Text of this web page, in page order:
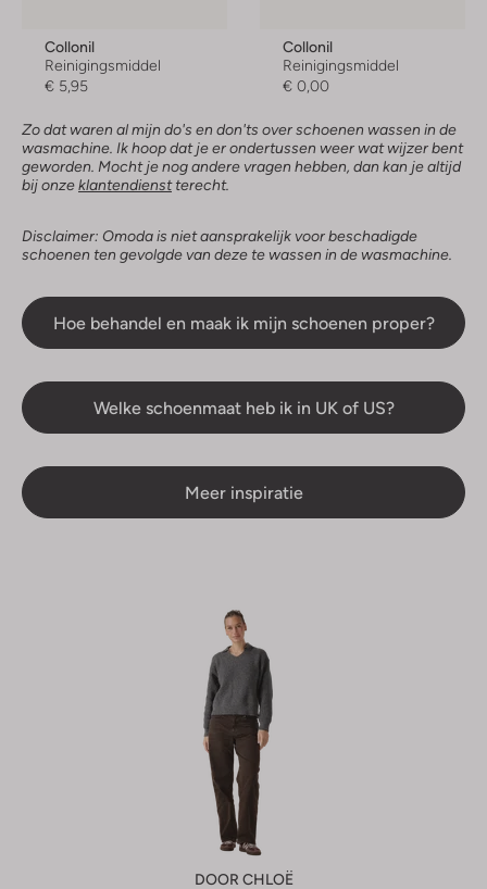
Collonil
Reinigingsmiddel
€ 5,95
Collonil
Reinigingsmiddel
€ 0,00
Zo dat waren al mijn do's en don'ts over schoenen wassen in de
wasmachine. Ik hoop dat je er ondertussen weer wat wijzer bent
geworden. Mocht je nog andere vragen hebben, dan kan je altijd
bij onzeklantendienstterecht.
Disclaimer: Omoda is niet aansprakelijk voor beschadigde
schoenen ten gevolgde van deze te wassen in de wasmachine.
Hoe behandel en maak ik mijn schoenen proper?
Welke schoenmaat heb ik in UK of US?
Meer inspiratie
DOOR CHLOË